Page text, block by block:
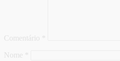
Comentário
Nome